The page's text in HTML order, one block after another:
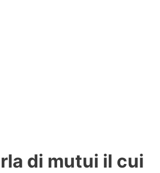
di mutui il cui